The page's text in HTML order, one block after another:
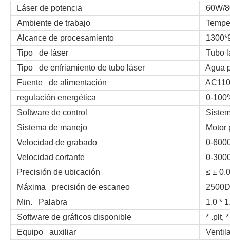
Láser de potencia
60W/
Ambiente de trabajo
Alcance de procesamiento
Tipo de láser
Tubo
Tipo de enfriamiento de tubo láser
Agua
Fuente de alimentación
regulación energética
0-
Software de control
Sistema de manejo
Motor
Velocidad de grabado
0-
Velocidad cortante
0-
Precisión de ubicación
≤ ±
Máxima precisión de escaneo
Min. Palabra
1.0 *
Software de gráficos disponible
* .plt,
Equipo auxiliar